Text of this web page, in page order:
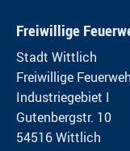
Freiwillige
Stadt Wittlich
Freiwillige
Industriegebiet I
Gutenbergstr. 10
54516 Wittlich